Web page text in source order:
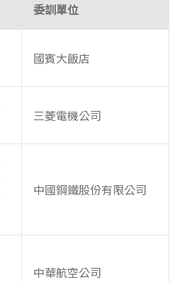
委訓單位
國賓大飯店
三菱電機公司
中國鋼鐵股份有限公司
中華航空公司